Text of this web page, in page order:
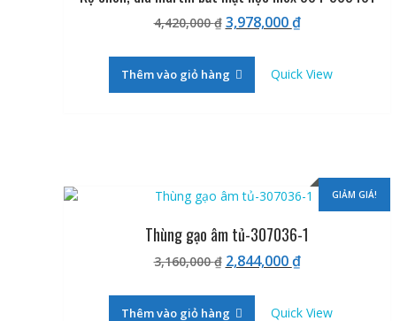
4,420,000₫ Giá
là:
4,420,000 ₫.
3,978,000₫Giá
là:
Thêm vào giỏ hàng Quick View
GIẢM GIÁ!
Thùng gạo âm tủ-307036-1
3,160,000₫ Giá
là:
2,844,000₫Giá
Thêm vào giỏ hàng Quick View